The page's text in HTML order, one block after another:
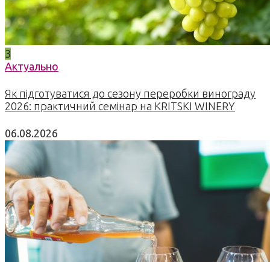
3
Актуально
Як підготуватися до сезону переробки винограду
2026: практичний семінар на KRITSKI WINERY
06.08.2026